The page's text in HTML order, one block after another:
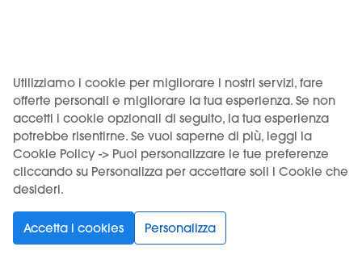
di Vapour International d.o.o.
USO DEL PRODOTTO VINCOLATO A UN'ETÀ MINIMA. VIETATA
LA VENDITA AI MINORI.
Scegli la tua lingua
Utilizziamo i cookie per migliorare i nostri servizi, fare
offerte personali e migliorare la tua esperienza. Se non
accetti i cookie opzionali di seguito, la tua esperienza
potrebbe risentirne. Se vuoi saperne di più, leggi la
Cookie Policy -> Puoi personalizzare le tue preferenze
cliccando su Personalizza per accettare soli i Cookie che
desideri.
Accetta i cookies Personalizza